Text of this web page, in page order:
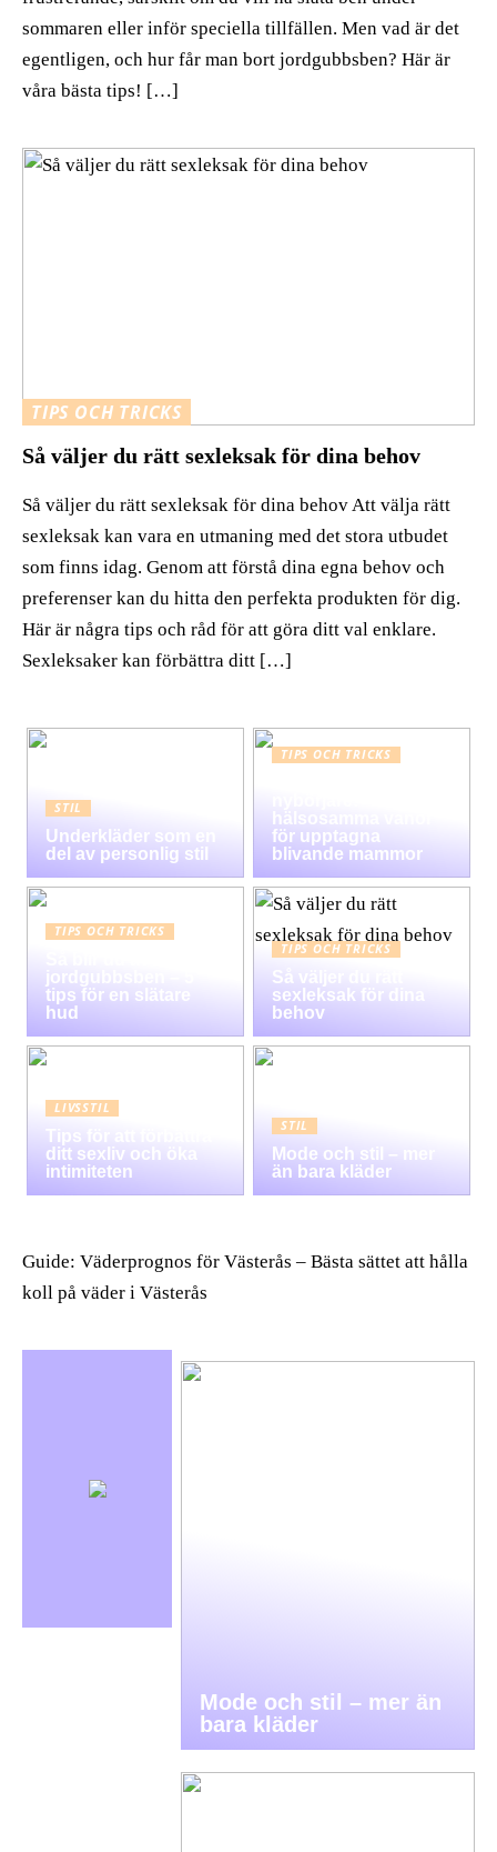
sommaren eller inför speciella tillfällen. Men vad är det
egentligen, och hur får man bort jordgubbsben? Här är
våra bästa tips! […]
TIPS OCH TRICKS
Så väljer du rätt sexleksak för dina behov
Så väljer du rätt sexleksak för dina behov Att välja rätt
sexleksak kan vara en utmaning med det stora utbudet
som finns idag. Genom att förstå dina egna behov och
preferenser kan du hitta den perfekta produkten för dig.
Här är några tips och råd för att göra ditt val enklare.
Sexleksaker kan förbättra ditt […]
STIL
Underkläder som en
del av personlig stil
TIPS OCH TRICKS
hälsosamma vanor
för upptagna
blivande mammor
TIPS OCH TRICKS
jordgubbsben – 5
tips för en slätare
hud
TIPS OCH TRICKS
Så väljer du rätt
sexleksak för dina
behov
LIVSSTIL
Tips för att förbättra
ditt sexliv och öka
intimiteten
STIL
Mode och stil – mer
än bara kläder
Guide: Väderprognos för Västerås – Bästa sättet att hålla
koll på väder i Västerås
Mode och stil – mer än
bara kläder